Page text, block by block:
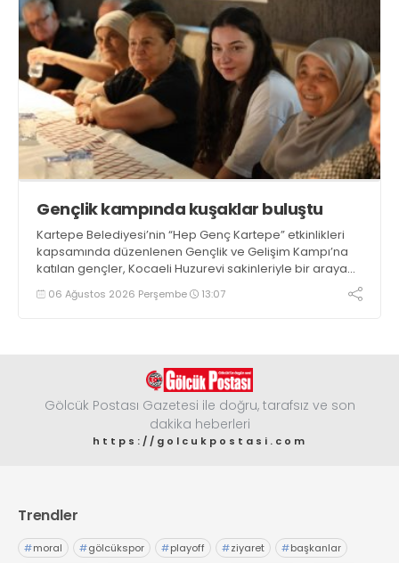
Gençlik kampında kuşaklar buluştu
Kartepe Belediyesi’nin “Hep Genç Kartepe” etkinlikleri
kapsamında düzenlenen Gençlik ve Gelişim Kampı’na
katılan gençler, Kocaeli Huzurevi sakinleriyle bir araya
geldi06 Ağustos 2026 Perşembe 13:07
Gölcük Postası Gazetesi ile doğru, tarafsız ve son
dakika heberleri
https://golcukpostasi.com
Trendler
#moral #gölcükspor #playoff #ziyaret #başkanlar